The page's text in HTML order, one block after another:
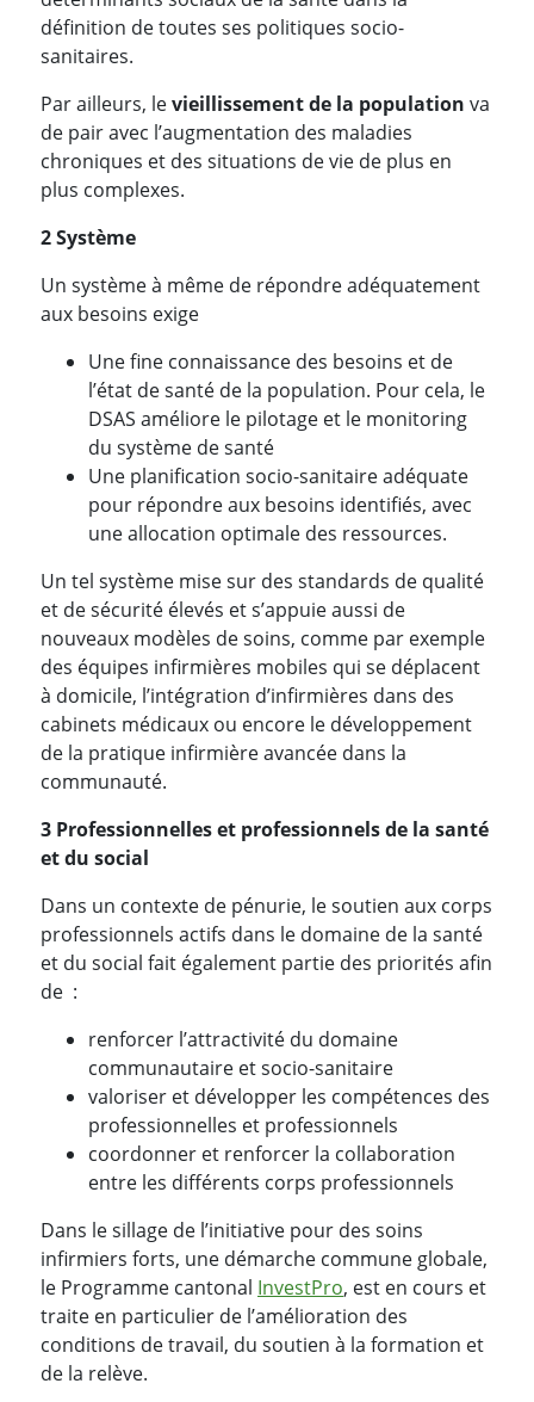
définition de toutes ses politiques socio-
sanitaires.
Par ailleurs, levieillissement de la population va
de pair avec l’augmentation des maladies
chroniques et des situations de vie de plus en
plus complexes.
2 Système
Un système à même de répondre adéquatement
aux besoins exige
Une fine connaissance des besoins et de
l’état de santé de la population. Pour cela, le
DSAS améliore le pilotage et le monitoring
du système de santé
Une planification socio-sanitaire adéquate
pour répondre aux besoins identifiés, avec
une allocation optimale des ressources.
Un tel système mise sur des standards de qualité
et de sécurité élevés et s’appuie aussi de
nouveaux modèles de soins, comme par exemple
des équipes infirmières mobiles qui se déplacent
à domicile, l’intégration d’infirmières dans des
cabinets médicaux ou encore le développement
de la pratique infirmière avancée dans la
communauté.
3 Professionnelles et professionnels de la santé
et du social
Dans un contexte de pénurie, le soutien aux corps
professionnels actifs dans le domaine de la santé
et du social fait également partie des priorités afin
de :
renforcer l’attractivité du domaine
communautaire et socio-sanitaire
valoriser et développer les compétences des
professionnelles et professionnels
coordonner et renforcer la collaboration
entre les différents corps professionnels
Dans le sillage de l’initiative pour des soins
infirmiers forts, une démarche commune globale,
le Programme cantonal InvestPro, est en cours et
traite en particulier de l’amélioration des
conditions de travail, du soutien à la formation et
de la relève.